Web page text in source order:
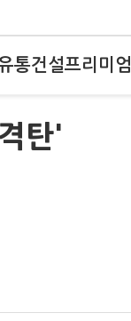
통건설프리미엄
탄'